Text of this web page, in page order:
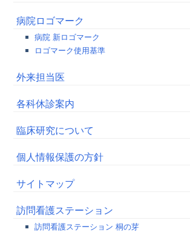
病院ロゴマーク
病院 新ロゴマーク
ロゴマーク使用基準
外来担当医
各科休診案内
臨床研究について
個人情報保護の方針
サイトマップ
訪問看護ステーション
訪問看護ステーション 桐の芽